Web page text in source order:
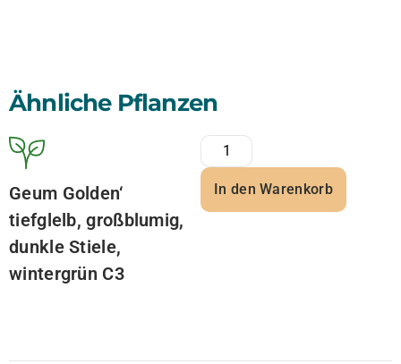
Ähnliche Pflanzen
Geum Golden‘
tiefglelb, großblumig,
dunkle Stiele,
wintergrün C3
In den Warenkorb